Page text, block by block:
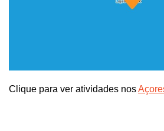
Clique para ver atividades nos